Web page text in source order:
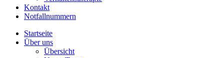
Kontakt
Notfallnummern
Startseite
Über uns
Übersicht